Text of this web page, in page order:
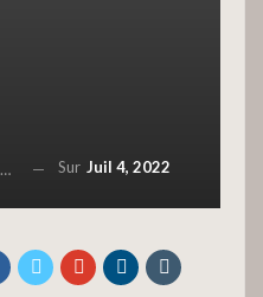
Sur Juil 4, 2022